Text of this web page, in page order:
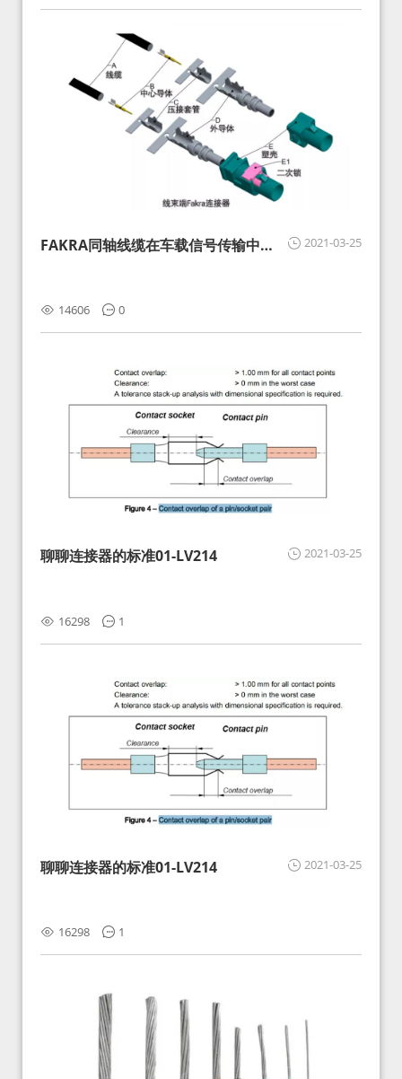
2021-03-25
FAKRA同轴线缆在车载信号传输中的
14606 0
2021-03-25
聊聊连接器的标准01-LV214
16298 1
2021-03-25
聊聊连接器的标准01-LV214
16298 1